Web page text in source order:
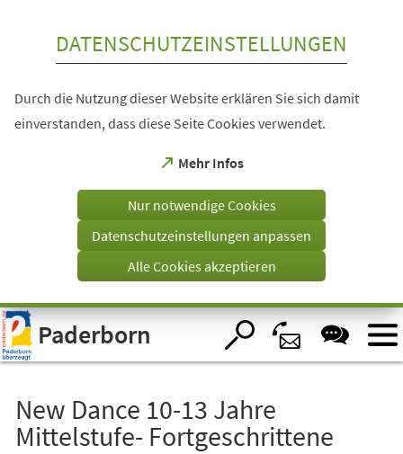
Visuelle
Assistenzsoftware
öffnen.
DATENSCHUTZEINSTELLUNGEN
Durch die Nutzung dieser Website erklären Sie sich damit
einverstanden, dass diese Seite Cookies verwendet.
Mehr Infos
(Öffnet
einem
Tab)
Nur notwendige Cookies
Datenschutzeinstellungen anpassen
Alle Cookies akzeptieren
Paderborn
New Dance 10-13 Jahre
Mittelstufe- Fortgeschrittene